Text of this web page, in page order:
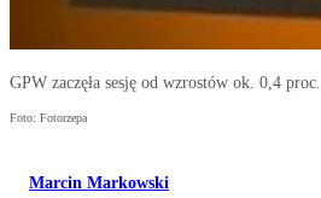
GPW zaczęła sesję od wzrostów ok. 0,4 proc.
Foto: Fotorzepa
Marcin Markowski